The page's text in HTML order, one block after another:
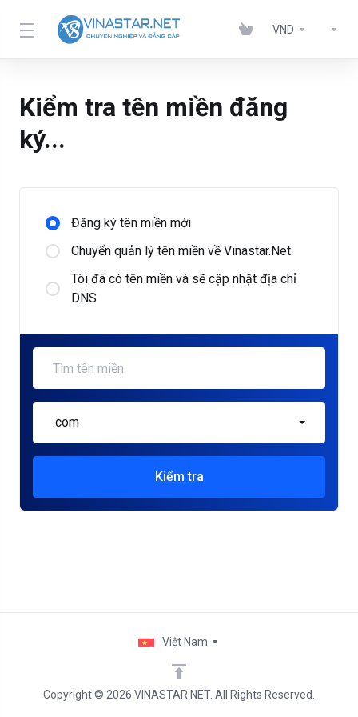
VND
Kiểm tra tên miền đăng
ký...
Đăng ký tên miền mới
Chuyển quản lý tên miền về Vinastar.Net
Tôi đã có tên miền và sẽ cập nhật địa chỉ
DNS
.com
Kiểm tra
Copyright © 2026 VINASTAR.NET. All Rights Reserved.
Việt Nam